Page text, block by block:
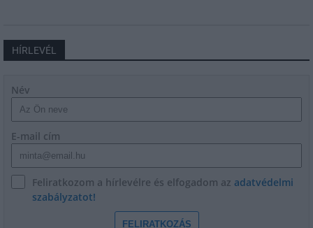
HÍRLEVÉL
Név
E-mail cím
Feliratkozom a hírlevélre és elfogadom az adatvédelmi
szabályzatot!
FELIRATKOZÁS